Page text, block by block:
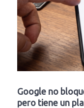
Google no
pero tiene un